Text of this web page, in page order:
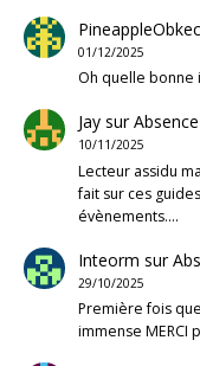
01/12/2025
Oh quelle bonne
JaysurAbsence
10/11/2025
Lecteur assidu
fait sur ces
évènements.…
Inteorm sur
29/10/2025
Première fois
immense MERCI